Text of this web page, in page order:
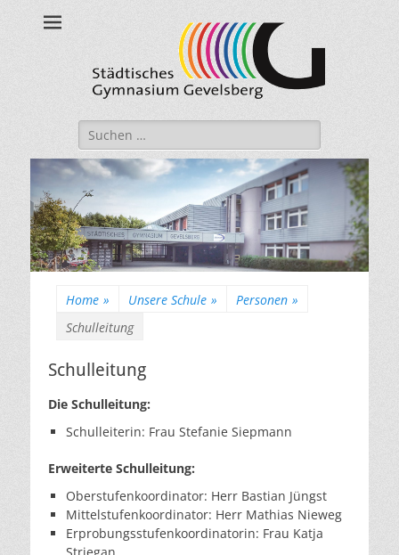
Städtisches
Gymnasium
Gevelsberg
Suche
nach:
Home » Unsere Schule » Personen »
Schulleitung
Schulleitung
Die Schulleitung:
Schulleiterin: Frau Stefanie Siepmann
Erweiterte Schulleitung:
Oberstufenkoordinator: Herr Bastian Jüngst
Mittelstufenkoordinator: Herr Mathias Nieweg
Erprobungsstufenkoordinatorin: Frau Katja
Striegan